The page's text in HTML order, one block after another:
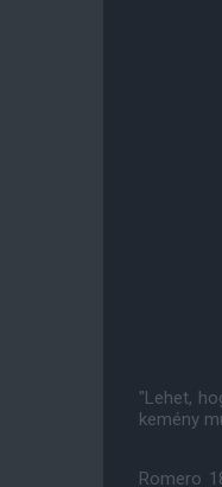
"Lehet,
kemény
Romero